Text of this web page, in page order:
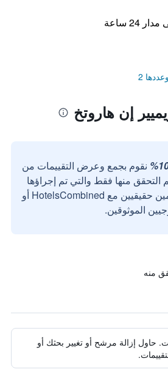
ساعة
2
إن هاروتخ
نقوم بجمع وعرض التقييمات من
التحقق منها فقط والتي تم إجراؤها
بواسطة مستخدمين حقيقيين مع HotelsCombined أو
الموثوقين.
حاول إزالة مرشح أو تغيير بحثك أو